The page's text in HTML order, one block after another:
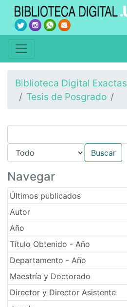
Biblioteca Digital Exactas
Tesis de Posgrado
Navegar
Últimos publicados
Autor
Año
Título Obtenido - Año
Departamento - Año
Maestría y Doctorado
Director y Director Asistente